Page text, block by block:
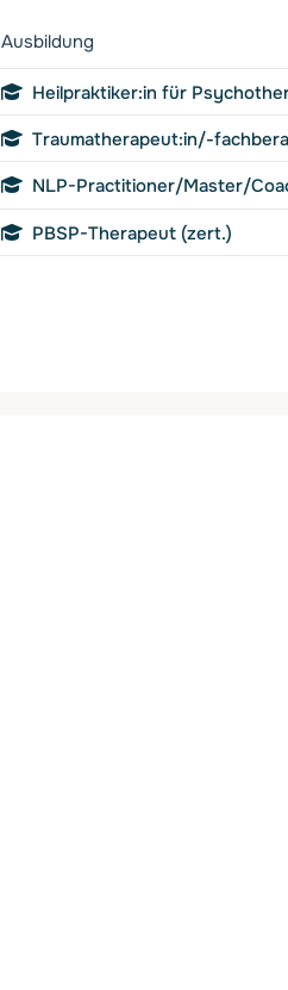
Ausbildung
Heilpraktiker:in für
Traumatherapeut:in/-
NLP-Practitioner/Master/
PBSP-Therapeut (zert.)